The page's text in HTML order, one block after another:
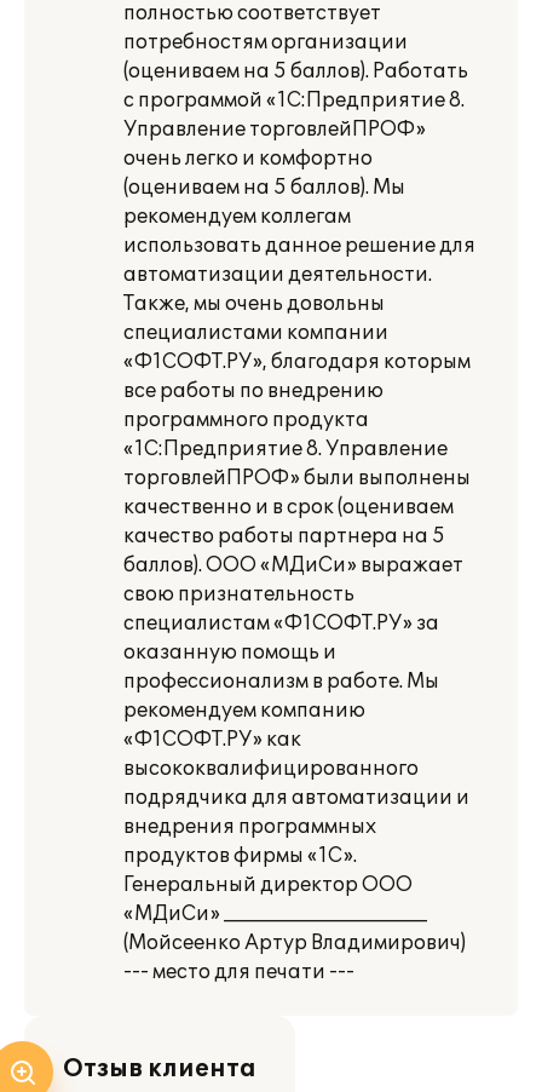
полностью соответствует
потребностям организации
(оцениваем на 5 баллов). Работать
с программой «1С:Предприятие 8.
Управление торговлейПРОФ»
очень легко и комфортно
(оцениваем на 5 баллов). Мы
рекомендуем коллегам
использовать данное решение для
автоматизации деятельности.
Также, мы очень довольны
специалистами компании
«Ф1СОФТ.РУ», благодаря которым
все работы по внедрению
программного продукта
«1С:Предприятие 8. Управление
торговлейПРОФ» были выполнены
качественно и в срок (оцениваем
качество работы партнера на 5
баллов). ООО «МДиСи» выражает
свою признательность
специалистам «Ф1СОФТ.РУ» за
оказанную помощь и
профессионализм в работе. Мы
рекомендуем компанию
«Ф1СОФТ.РУ» как
высококвалифицированного
подрядчика для автоматизации и
внедрения программных
продуктов фирмы «1С».
Генеральный директор ООО
«МДиСи» _____________________
(Мойсеенко Артур Владимирович)
--- место для печати ---
Отзыв клиента